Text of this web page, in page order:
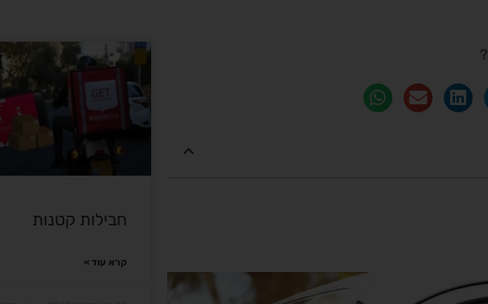
חבילות קטנות
קרא עוד »